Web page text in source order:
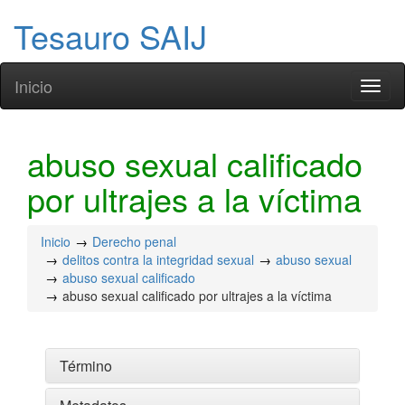
Tesauro SAIJ
Inicio
abuso sexual calificado
por ultrajes a la víctima
Inicio
Derecho penal
delitos contra la integridad sexual
abuso sexual
abuso sexual calificado
abuso sexual calificado por ultrajes a la víctima
Término